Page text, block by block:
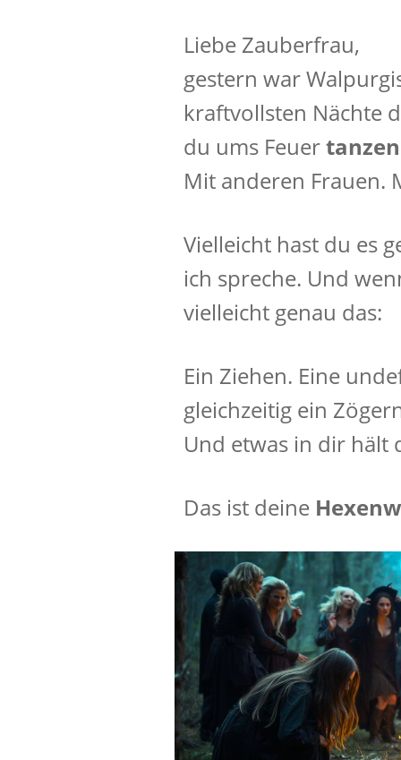
Liebe Zauberfrau,
gestern war
kraftvollsten Nächte
du ums Feuer
Mit anderen Frauen.
Vielleicht hast du es
ich spreche. Und
vielleicht genau das:
Ein Ziehen. Eine
gleichzeitig ein
Und etwas in dir hält
Das ist deine